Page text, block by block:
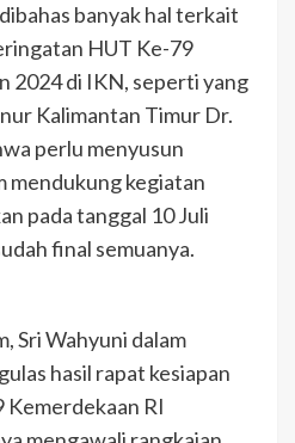
banyak hal terkait
HUT Ke-79
2024 di IKN, seperti yang
Kalimantan Timur Dr.
perlu menyusun
mendukung kegiatan
pada tanggal 10 Juli
final semuanya.
Sri Wahyuni dalam
hasil rapat kesiapan
Kemerdekaan RI